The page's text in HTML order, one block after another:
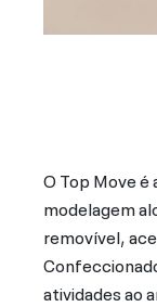
O Top Move
modelagem
removível,
atividades ao